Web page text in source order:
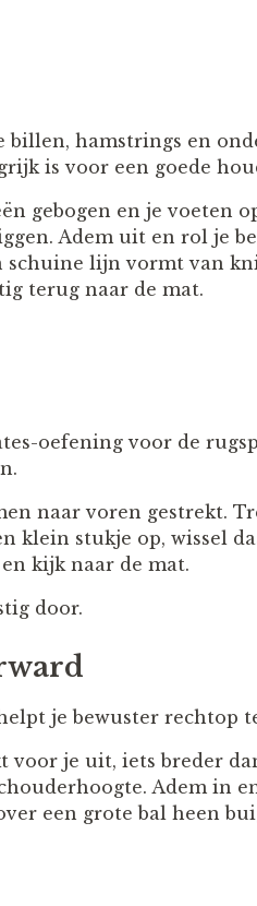
billen, hamstrings en
is voor een goede
gebogen en je voeten
Adem uit en rol je
lijn vormt van
terug naar de mat.
oefening voor de
naar voren gestrekt.
klein stukje op, wissel
kijk naar de mat.
door.
je bewuster rechtop
voor je uit, iets breder
Adem in
een grote bal heen